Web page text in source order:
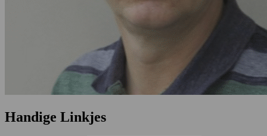
Handige Linkjes